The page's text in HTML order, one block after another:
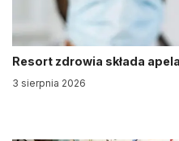
Resort zdrowia składa
3 sierpnia 2026